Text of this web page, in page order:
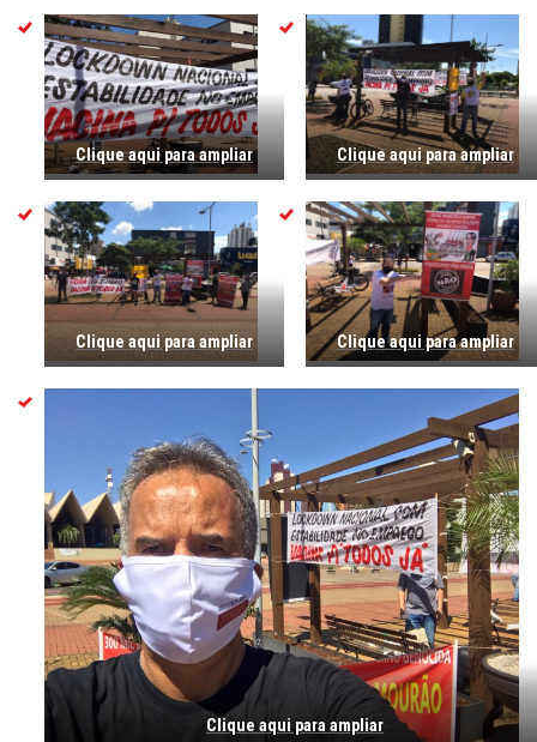
Clique aqui para ampliar Clique aqui para ampliar
Clique aqui para ampliar Clique aqui para ampliar
Clique aqui para ampliar